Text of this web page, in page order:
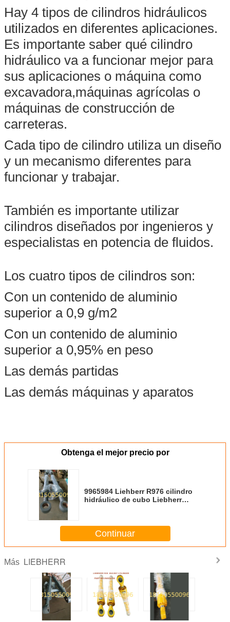
Hay 4 tipos de cilindros hidráulicos
utilizados en diferentes aplicaciones.
Es importante saber qué cilindro
hidráulico va a funcionar mejor para
sus aplicaciones o máquina como
excavadora,máquinas agrícolas o
máquinas de construcción de
carreteras.
Cada tipo de cilindro utiliza un diseño
y un mecanismo diferentes para
funcionar y trabajar.
También es importante utilizar
cilindros diseñados por ingenieros y
especialistas en potencia de fluidos.
Los cuatro tipos de cilindros son:
Con un contenido de aluminio
superior a 0,9 g/m2
Con un contenido de aluminio
superior a 0,95% en peso
Las demás partidas
Las demás máquinas y aparatos
Obtenga el mejor precio por
9965984 Liehberr R976 cilindro
hidráulico de cubo Liebherr
equipos pesados
Continuar
Más LIEBHERR
94062194 94020739